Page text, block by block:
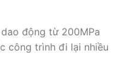
động từ 200MPa
công trình đi lại nhiều